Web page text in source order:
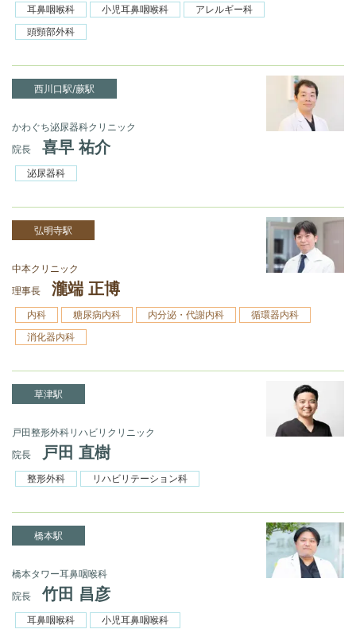
耳鼻咽喉科 小児耳鼻咽喉科
アレルギー科
頭頸部外科
西川口駅/蕨駅
かわぐち泌尿器科クリニック
院長
喜早 祐介
泌尿器科
弘明寺駅
中本クリニック
理事長
瀧端 正博
内科 糖尿病内科 内分泌・代謝内科
循環器内科
消化器内科
草津駅
戸田整形外科リハビリクリニック
院長
戸田 直樹
整形外科 リハビリテーション科
橋本駅
橋本タワー耳鼻咽喉科
院長
竹田 昌彦
耳鼻咽喉科 小児耳鼻咽喉科